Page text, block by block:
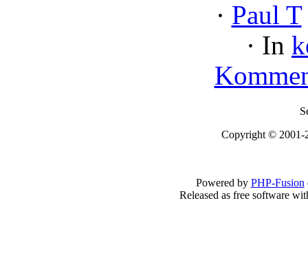
· Paul T
· In
Copyright © 2001-
Powered by PHP-Fusion
Released as free software